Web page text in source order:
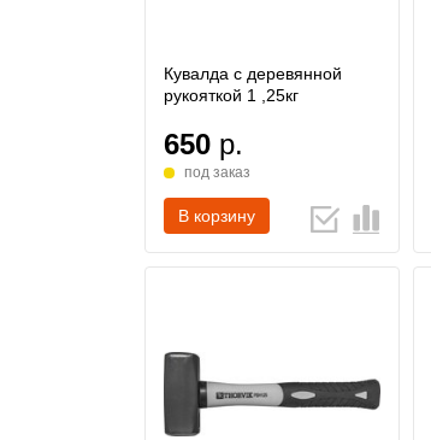
Кувалда с деревянной
рукояткой 1 ,25кг
650 р.
под заказ
В корзину